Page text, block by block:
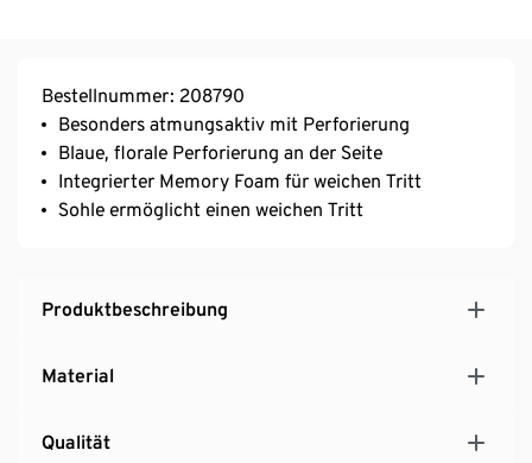
Bestellnummer: 208790
Besonders atmungsaktiv mit Perforierung
Blaue, florale Perforierung an der Seite
Integrierter Memory Foam für weichen Tritt
Sohle ermöglicht einen weichen Tritt
Produktbeschreibung
Material
Qualität